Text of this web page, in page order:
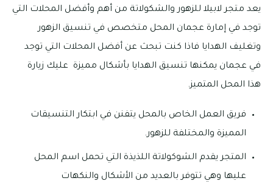
يعد متجر لابيلا للزهور والشكولاتة من أهم وأفضل المحلات التي
توجد في إمارة عجمان المحل متخصص في تنسيق الزهور
وتغليف الهدايا فاذا كنت تبحث عن أفضل المحلات التي توجد
في عجمان يمكنها تنسيق الهدايا بأشكال مميزة عليك زيارة
هذا المحل المتميز.
فريق العمل الخاص بالمحل يتفنن في ابتكار التنسيقات
المميزة والمختلفة للزهور.
المتجر يقدم الشوكولاتة اللذيذة التي تحمل اسم المحل
عليها وهي تتوفر بالعديد من الأشكال والنكهات